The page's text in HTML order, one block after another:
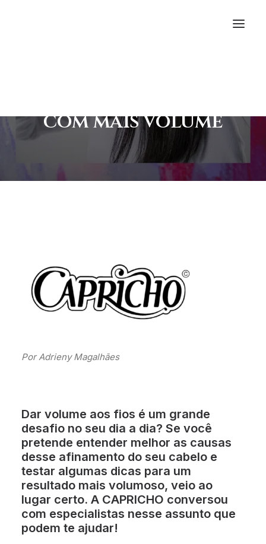
com mais volume
Por Adrieny Magalhães
Dar volume aos fios é um grande
desafio no seu dia a dia? Se você
pretende entender melhor as causas
desse afinamento do seu cabelo e
testar algumas dicas para um
resultado mais volumoso, veio ao
lugar certo. A CAPRICHO conversou
com especialistas nesse assunto que
podem te ajudar!